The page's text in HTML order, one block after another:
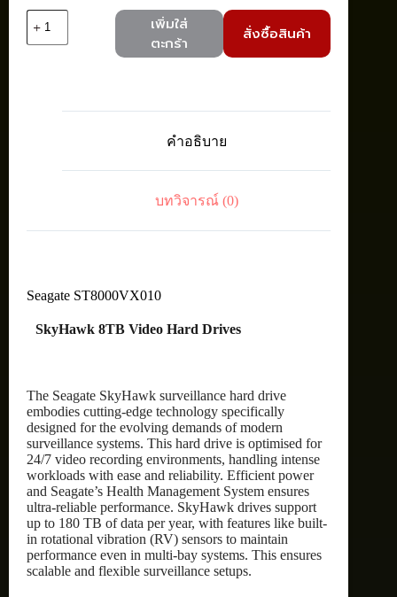
จำนวน
เพิ่มใส่
ตะกร้า
สั่งซื้อสินค้า
คำอธิบาย
บทวิจารณ์ (0)
Seagate ST8000VX010
SkyHawk 8TB Video Hard Drives
The Seagate SkyHawk surveillance hard drive
embodies cutting-edge technology specifically
designed for the evolving demands of modern
surveillance systems. This hard drive is optimised for
24/7 video recording environments, handling intense
workloads with ease and reliability. Efficient power
and Seagate’s Health Management System ensures
ultra-reliable performance. SkyHawk drives support
up to 180 TB of data per year, with features like built-
in rotational vibration (RV) sensors to maintain
performance even in multi-bay systems. This ensures
scalable and flexible surveillance setups.